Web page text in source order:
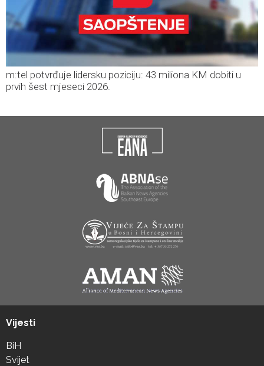
m:tel potvrđuje lidersku poziciju: 43 miliona KM dobiti u
prvih šest mjeseci 2026.
Vijesti
BiH
Svijet